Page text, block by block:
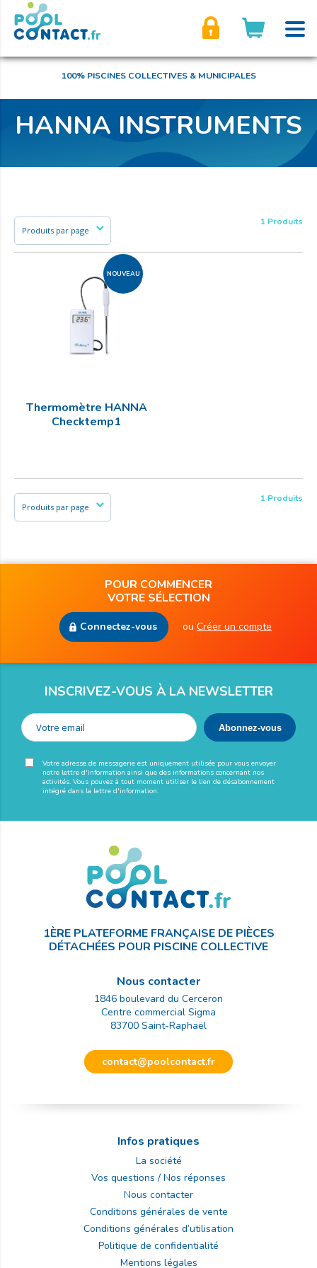
100% PISCINES COLLECTIVES & MUNICIPALES
HANNA INSTRUMENTS
1 Produits
Thermomètre HANNA
Checktemp1
NOUVEAU
1 Produits
POUR COMMENCER
VOTRE SÉLECTION
Connectez-vous ou Créer un compte
INSCRIVEZ-VOUS À LA NEWSLETTER
Votre adresse de messagerie est uniquement utilisée pour vous envoyer
notre lettre d'information ainsi que des informations concernant nos
activités. Vous pouvez à tout moment utiliser le lien de désabonnement
intégré dans la lettre d'information.
1ÈRE PLATEFORME FRANÇAISE DE PIÈCES
DÉTACHÉES POUR PISCINE COLLECTIVE
Nous contacter
1846 boulevard du Cerceron
Centre commercial Sigma
83700 Saint-Raphaël
contact@poolcontact.fr
Infos pratiques
La société
Vos questions / Nos réponses
Nous contacter
Conditions générales de vente
Conditions générales d’utilisation
Politique de confidentialité
Mentions légales